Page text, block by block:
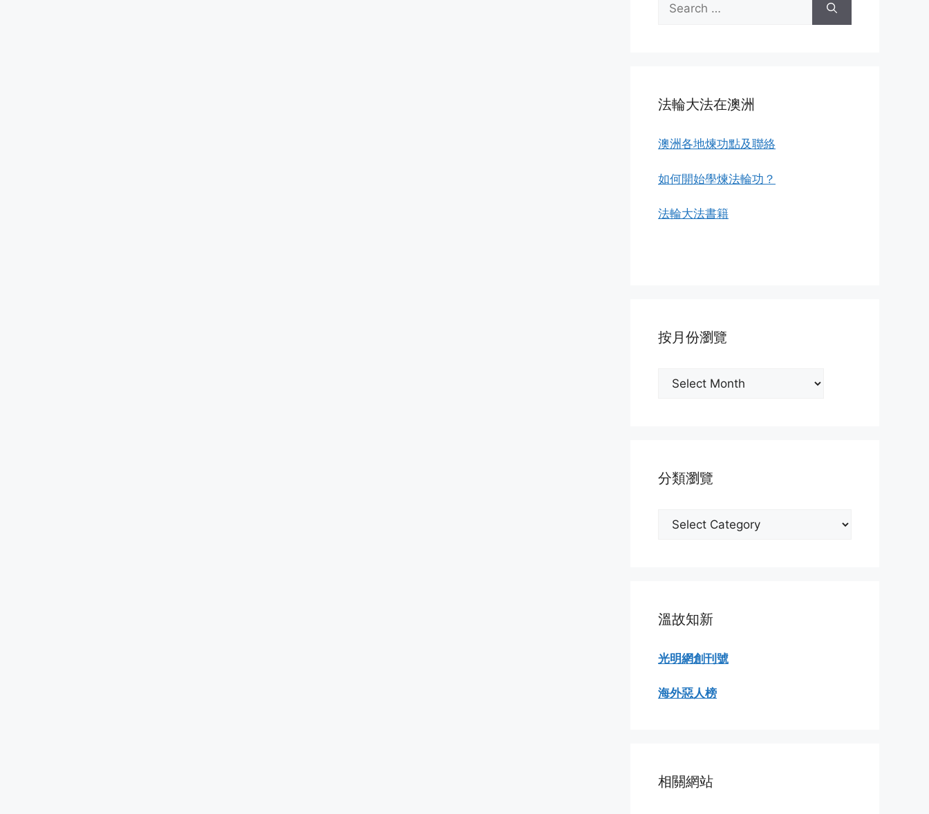
for:
法輪大法在澳洲
澳洲各地煉功點及聯絡
如何開始學煉法輪功？
法輪大法書籍
按月份瀏覽
分類瀏覽
溫故知新
光明網創刊號
海外惡人榜
相關網站